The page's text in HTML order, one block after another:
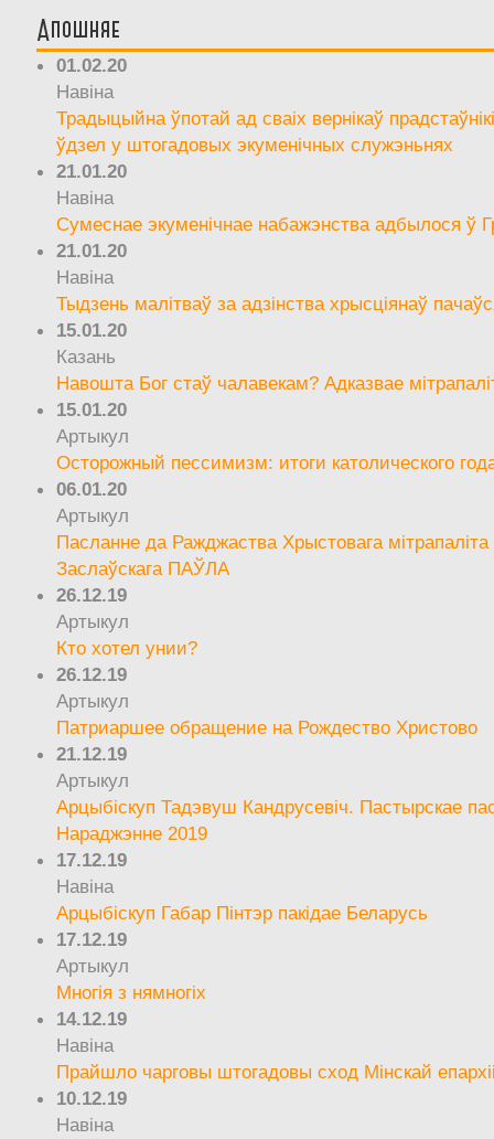
Апошняе
01.02.20
Навіна
Традыцыйна ўпотай ад сваіх вернікаў
ўдзел у штогадовых экуменічных служэньнях
21.01.20
Навіна
Сумеснае экуменічнае набажэнства адбылося ў
21.01.20
Навіна
Тыдзень малітваў за адзінства хрысціянаў
15.01.20
Казань
Навошта Бог стаў чалавекам? Адказвае
15.01.20
Артыкул
Осторожный пессимизм: итоги католического
06.01.20
Артыкул
Пасланне да Ражджаства Хрыстовага мітрапаліта
Заслаўскага ПАЎЛА
26.12.19
Артыкул
Кто хотел унии?
26.12.19
Артыкул
Патриаршее обращение на Рождество Христово
21.12.19
Артыкул
Арцыбіскуп Тадэвуш Кандрусевіч. Пастырскае
Нараджэнне 2019
17.12.19
Навіна
Арцыбіскуп Габар Пінтэр пакідае Беларусь
17.12.19
Артыкул
Многія з нямногіх
14.12.19
Навіна
Прайшло чарговы штогадовы сход Мінскай
10.12.19
Навіна